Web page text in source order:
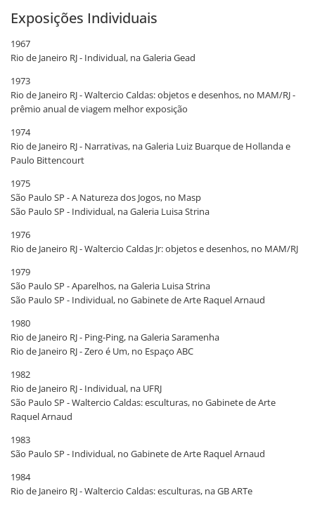
Exposições Individuais
1967
Rio de Janeiro RJ - Individual, na Galeria Gead
1973
Rio de Janeiro RJ - Waltercio Caldas: objetos e desenhos, no MAM/RJ -
prêmio anual de viagem melhor exposição
1974
Rio de Janeiro RJ - Narrativas, na Galeria Luiz Buarque de Hollanda e
Paulo Bittencourt
1975
São Paulo SP - A Natureza dos Jogos, no Masp
São Paulo SP - Individual, na Galeria Luisa Strina
1976
Rio de Janeiro RJ - Waltercio Caldas Jr: objetos e desenhos, no MAM/RJ
1979
São Paulo SP - Aparelhos, na Galeria Luisa Strina
São Paulo SP - Individual, no Gabinete de Arte Raquel Arnaud
1980
Rio de Janeiro RJ - Ping-Ping, na Galeria Saramenha
Rio de Janeiro RJ - Zero é Um, no Espaço ABC
1982
Rio de Janeiro RJ - Individual, na UFRJ
São Paulo SP - Waltercio Caldas: esculturas, no Gabinete de Arte
Raquel Arnaud
1983
São Paulo SP - Individual, no Gabinete de Arte Raquel Arnaud
1984
Rio de Janeiro RJ - Waltercio Caldas: esculturas, na GB ARTe